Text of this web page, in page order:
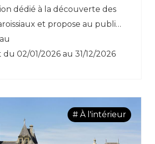
dédié à la découverte des
et propose au public,
dans l'âge d'or breton.
02/01/2026 au 31/12/2026
# À l'intérieur